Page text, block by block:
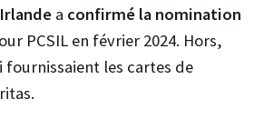
a confirmé la nomination
PCSIL en février 2024. Hors,
fournissaient les cartes de